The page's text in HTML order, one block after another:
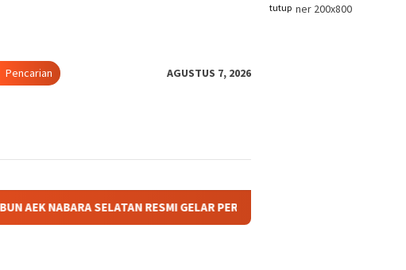
tutup
Pencarian AGUSTUS 7, 2026
RESMI GELAR PERTANDINGAN OLAHRAGA ANTAR BAGIAN DAN